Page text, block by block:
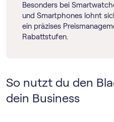
Besonders bei
und Smartphones lohnt
ein präzises
Rabattstufen.
So nutzt du den
dein Business